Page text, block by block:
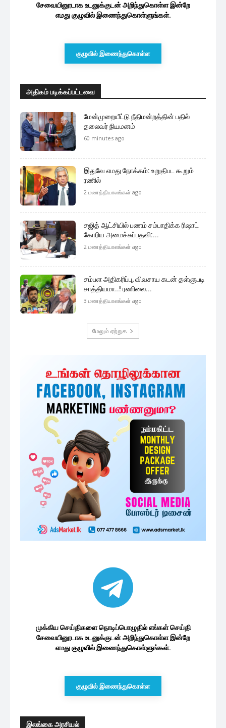
சேவையினூடாக உடனுக்குடன் அறிந்துகொள்ள இன்றே
எமது குழுவில் இணைந்துகொள்ளுங்கள்.
குழுவில் இணைந்துகொள்ள
அதிகம் படிக்கப்பட்டவை
மேன்முறையீட்டு நீதிமன்றத்தின் பதில்
தலைவர் நியமனம்
60 minutes ago
இதுவே எமது நோக்கம்: உறுதிபட கூறும்
ரணில்
2 மணத்தியாலங்கள் ago
சஜித் ஆட்சியில் பணம் சம்பாதிக்க ரிஷாட்
கோரிய அமைச்சுப்பதவி:...
2 மணத்தியாலங்கள் ago
சம்பள அதிகரிப்பு, விவசாய கடன் தள்ளுபடி
சாத்தியமா..! ரணிலை...
3 மணத்தியாலங்கள் ago
மேலும் ஏற்றுக
முக்கிய செய்திகளை நொடிப்பொழுதில் எங்கள் செய்தி
சேவையினூடாக உடனுக்குடன் அறிந்துகொள்ள இன்றே
எமது குழுவில் இணைந்துகொள்ளுங்கள்.
குழுவில் இணைந்துகொள்ள
இலங்கை அரசியல்